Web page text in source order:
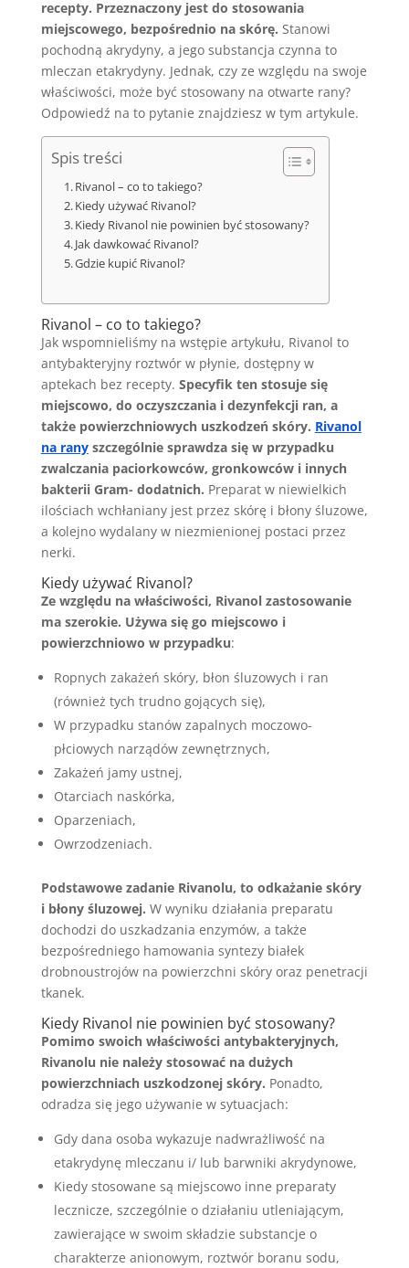
recepty. Przeznaczony jest do stosowania
miejscowego, bezpośrednio na skórę. Stanowi
pochodną akrydyny, a jego substancja czynna to
mleczan etakrydyny. Jednak, czy ze względu na swoje
właściwości, może być stosowany na otwarte rany?
Odpowiedź na to pytanie znajdziesz w tym artykule.
Spis treści
Rivanol – co to takiego?
Kiedy używać Rivanol?
Kiedy Rivanol nie powinien być stosowany?
Jak dawkować Rivanol?
Gdzie kupić Rivanol?
Rivanol – co to takiego?
Jak wspomnieliśmy na wstępie artykułu, Rivanol to
antybakteryjny roztwór w płynie, dostępny w
aptekach bez recepty. Specyfik ten stosuje się
miejscowo, do oczyszczania i dezynfekcji ran, a
także powierzchniowych uszkodzeń skóry. Rivanol
na ranyszczególnie sprawdza się w przypadku
zwalczania paciorkowców, gronkowców i innych
bakterii Gram- dodatnich. Preparat w niewielkich
ilościach wchłaniany jest przez skórę i błony śluzowe,
a kolejno wydalany w niezmienionej postaci przez
nerki.
Kiedy używać Rivanol?
Ze względu na właściwości, Rivanol zastosowanie
ma szerokie. Używa się go miejscowo i
powierzchniowo w przypadku:
Ropnych zakażeń skóry, błon śluzowych i ran
(również tych trudno gojących się),
W przypadku stanów zapalnych moczowo-
płciowych narządów zewnętrznych,
Zakażeń jamy ustnej,
Otarciach naskórka,
Oparzeniach,
Owrzodzeniach.
Podstawowe zadanie Rivanolu, to odkażanie skóry
i błony śluzowej. W wyniku działania preparatu
dochodzi do uszkadzania enzymów, a także
bezpośredniego hamowania syntezy białek
drobnoustrojów na powierzchni skóry oraz penetracji
tkanek.
Kiedy Rivanol nie powinien być stosowany?
Pomimo swoich właściwości antybakteryjnych,
Rivanolu nie należy stosować na dużych
powierzchniach uszkodzonej skóry. Ponadto,
odradza się jego używanie w sytuacjach:
Gdy dana osoba wykazuje nadwrażliwość na
etakrydynę mleczanu i/ lub barwniki akrydynowe,
Kiedy stosowane są miejscowo inne preparaty
lecznicze, szczególnie o działaniu utleniającym,
zawierające w swoim składzie substancje o
charakterze anionowym, roztwór boranu sodu,